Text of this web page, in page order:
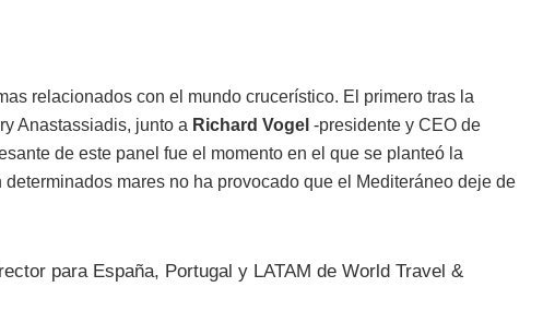
relacionados con el mundo crucerístico. El primero tras la
Anastassiadis, junto a Richard Vogel -presidente y CEO de
de este panel fue el momento en el que se planteó la
mares no ha provocado que el Mediteráneo deje de
para España, Portugal y LATAM de World Travel &